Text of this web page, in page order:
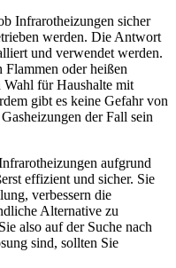
Infrarotheizungen sicher
werden. Die Antwort
und verwendet werden.
oder heißen
Wahl für Haushalte mit
gibt es keine Gefahr von
der Fall sein
aufgrund
effizient und sicher. Sie
verbessern die
Alternative zu
also auf der Suche nach
sind, sollten Sie